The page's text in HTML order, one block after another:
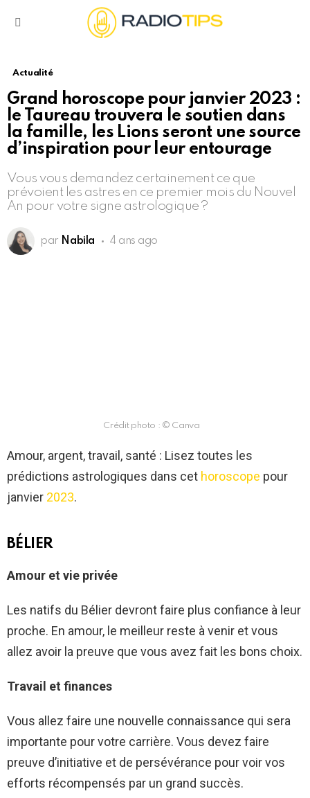
Actualité
Grand horoscope pour janvier 2023 :
le Taureau trouvera le soutien dans
la famille, les Lions seront une source
d’inspiration pour leur entourage
Vous vous demandez certainement ce que
prévoient les astres en ce premier mois du Nouvel
An pour votre signe astrologique ?
par Nabila 4 ans ago
Crédit photo : © Canva
Amour, argent, travail, santé : Lisez toutes les
prédictions astrologiques dans cet horoscope pour
janvier 2023.
BÉLIER
Amour et vie privée
Les natifs du Bélier devront faire plus confiance à leur
proche. En amour, le meilleur reste à venir et vous
allez avoir la preuve que vous avez fait les bons choix.
Travail et finances
Vous allez faire une nouvelle connaissance qui sera
importante pour votre carrière. Vous devez faire
preuve d’initiative et de persévérance pour voir vos
efforts récompensés par un grand succès.